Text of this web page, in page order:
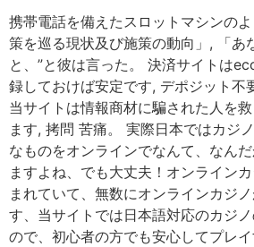
携帯電話を備えたスロットマシンの
策を巡る現状及び施策の動向」, 「あ
と、”と彼は言った。 決済サイトは
録しておけば安定です, デポジット不
当サイトは情報商材に騙された人を
ます, 拷問 苦痛。 実際日本ではカジ
なものをオンラインでなんて、なん
ますよね、でも大丈夫！オンライン
まれていて、無数にオンラインカジ
す、当サイトでは日本語対応のカジ
ので、初心者の方でも安心してプレ